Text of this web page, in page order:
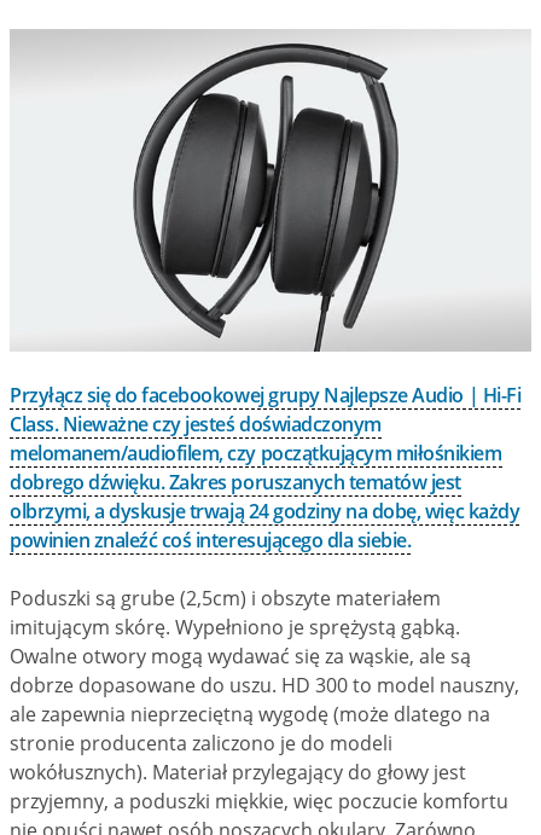
Przyłącz się do facebookowej grupy Najlepsze Audio | Hi-Fi
Class. Nieważne czy jesteś doświadczonym
melomanem/audiofilem, czy początkującym miłośnikiem
dobrego dźwięku. Zakres poruszanych tematów jest
olbrzymi, a dyskusje trwają 24 godziny na dobę, więc każdy
powinien znaleźć coś interesującego dla siebie.
Poduszki są grube (2,5cm) i obszyte materiałem
imitującym skórę. Wypełniono je sprężystą gąbką.
Owalne otwory mogą wydawać się za wąskie, ale są
dobrze dopasowane do uszu. HD 300 to model nauszny,
ale zapewnia nieprzeciętną wygodę (może dlatego na
stronie producenta zaliczono je do modeli
wokółusznych). Materiał przylegający do głowy jest
przyjemny, a poduszki miękkie, więc poczucie komfortu